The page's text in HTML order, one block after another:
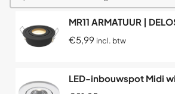
MR11 ARMATUUR |
€5,99 incl. btw
LED-inbouwspot Midi